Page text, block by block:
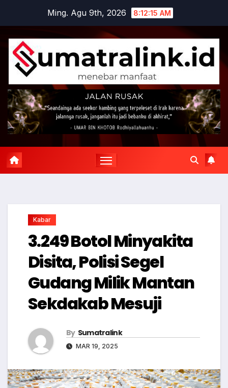
content
Ming. Agu 9th, 2026 8:12:16 AM
Kabar
3.249 Botol Minyakita
Disita, Polisi Segel
Gudang Milik Mantan
Sekdakab Mesuji
By Sumatralink
MAR 19, 2025